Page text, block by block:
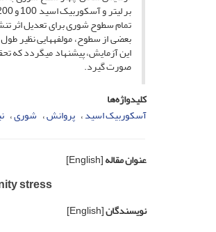
تمام سطوح شوری برای تعدیل اثر
بعضی از سطوح، مولفه­هایی نظیر
این آزمایش، پیشنهاد می­گردد که
صورت گیرد.
کلیدواژه‌ها
آسکوربیک اسید پروانش شوری
عنوان مقاله[English]
stress
نویسندگان[English]